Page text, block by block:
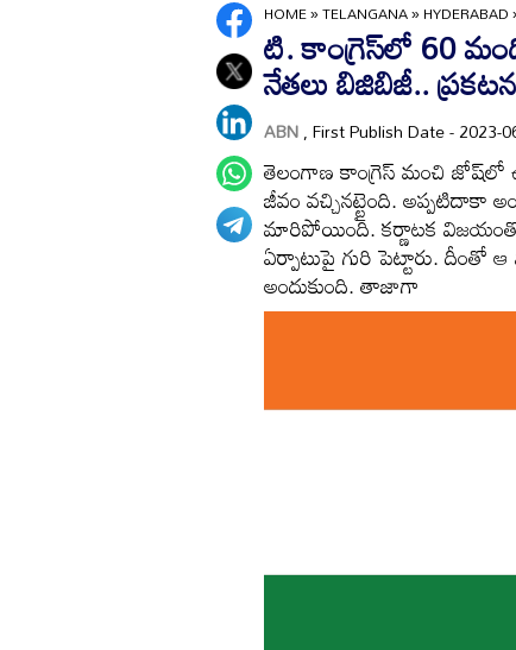
HOME»TELANGANA»HYDERABAD
టి. కాంగ్రెస్‌లో 60
నేతలు బిజిబిజీ..
ABN, First Publish Date - 2023-
తెలంగాణ కాంగ్రెస్ మంచి జోష్‌లో
జీవం వచ్చినట్టైంది. అప్పటిదాకా
మారిపోయింది. కర్ణాటక విజయంతో
ఏర్పాటుపై గురి పెట్టారు. దీంతో ఆ
అందుకుంది. తాజాగా